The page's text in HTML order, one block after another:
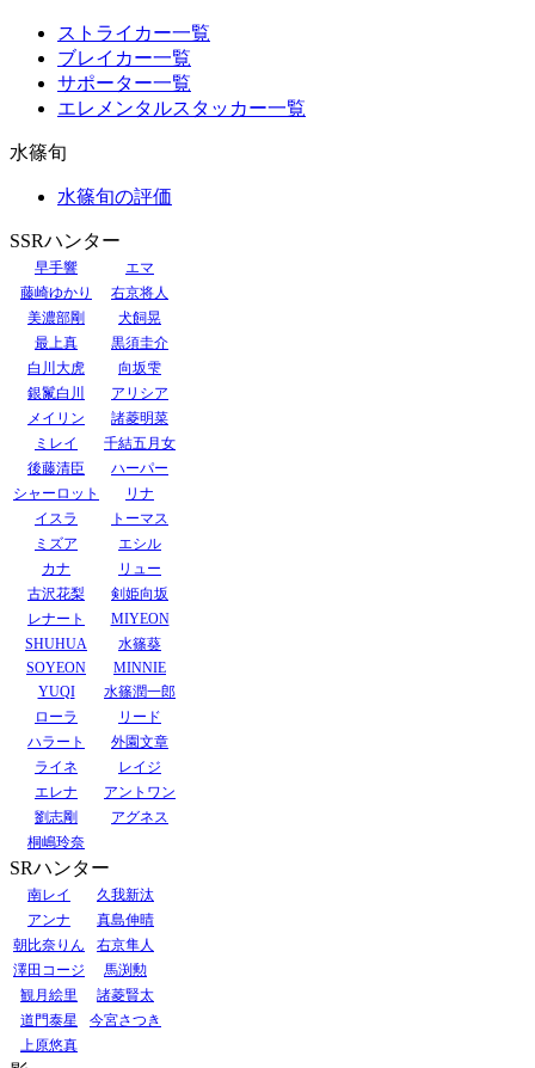
ストライカー一覧
ブレイカー一覧
サポーター一覧
エレメンタルスタッカー一覧
水篠旬
水篠旬の評価
SSRハンター
早手響
エマ
藤崎ゆかり
右京将人
美濃部剛
犬飼晃
最上真
黒須圭介
白川大虎
向坂雫
銀鬣白川
アリシア
メイリン
諸菱明菜
ミレイ
千結五月女
後藤清臣
ハーパー
シャーロット
リナ
イスラ
トーマス
ミズア
エシル
カナ
リュー
古沢花梨
剣姫向坂
レナート
MIYEON
SHUHUA
水篠葵
SOYEON
MINNIE
YUQI
水篠潤一郎
ローラ
リード
ハラート
外園文章
ライネ
レイジ
エレナ
アントワン
劉志剛
アグネス
桐嶋玲奈
SRハンター
南レイ
久我新汰
アンナ
真島伸晴
朝比奈りん
右京隼人
澤田コージ
馬渕勲
観月絵里
諸菱賢太
道門泰星
今宮さつき
上原悠真